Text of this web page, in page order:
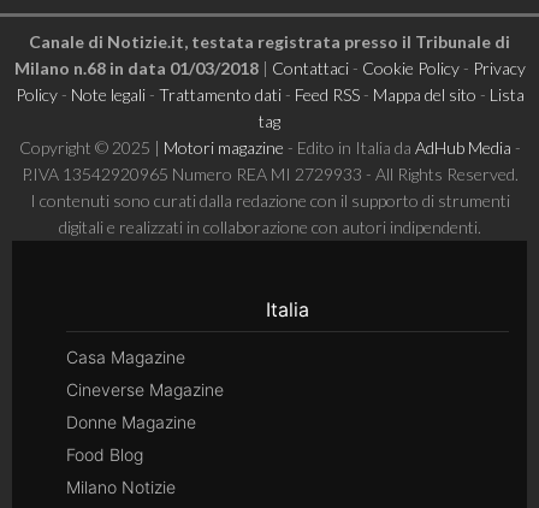
Canale di Notizie.it, testata registrata presso il Tribunale di
Milano n.68 in data 01/03/2018| Contattaci- Cookie Policy- Privacy
Policy- Note legali- Trattamento dati- Feed RSS- Mappa del sito - Lista
tag
Copyright © 2025 | Motori magazine - Edito in Italia da AdHub Media -
P.IVA 13542920965 Numero REA MI 2729933 - All Rights Reserved.
I contenuti sono curati dalla redazione con il supporto di strumenti
digitali e realizzati in collaborazione con autori indipendenti.
Italia
Casa Magazine
Cineverse Magazine
Donne Magazine
Food Blog
Milano Notizie